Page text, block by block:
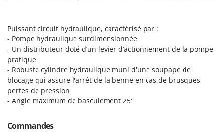
Snapper
Solidur
Spice Electronics
Spiralmac
Spring Protezione
Stanley
Puissant circuit hydraulique, caractérisé par :
- Pompe hydraulique surdimensionnée
- Un distributeur doté d’un levier d’actionnement de la pompe
pratique
- Robuste cylindre hydraulique muni d'une soupape de
blocage qui assure l'arrêt de la benne en cas de brusques
pertes de pression
- Angle maximum de basculement 25°
Commandes